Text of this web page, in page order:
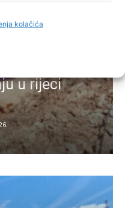
kolačića
u rijeci